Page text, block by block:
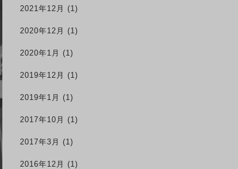
2021年12月 (1)
2020年12月 (1)
2020年1月 (1)
2019年12月 (1)
2019年1月 (1)
2017年10月 (1)
2017年3月 (1)
2016年12月 (1)